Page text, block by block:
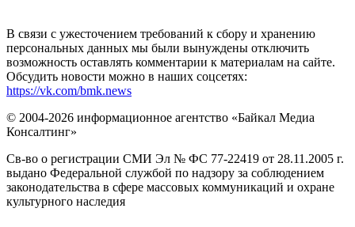
В связи с ужесточением требований к сбору и хранению
персональных данных мы были вынуждены отключить
возможность оставлять комментарии к материалам на сайте.
Обсудить новости можно в наших соцсетях:
https://vk.com/bmk.news
© 2004-2026 информационное агентство «Байкал Медиа
Консалтинг»
Св-во о регистрации СМИ Эл № ФС 77-22419 от 28.11.2005 г.
выдано Федеральной службой по надзору за соблюдением
законодательства в сфере массовых коммуникаций и охране
культурного наследия